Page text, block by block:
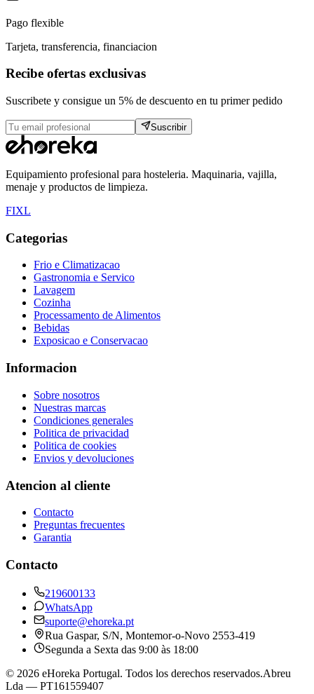
Pago flexible
Tarjeta, transferencia, financiacion
Recibe ofertas exclusivas
Suscribete y consigue un 5% de descuento en tu primer pedido
Suscribir
Equipamiento profesional para hosteleria. Maquinaria, vajilla,
menaje y productos de limpieza.
FIXL
Categorias
Frio e Climatizacao
Gastronomia e Servico
Lavagem
Cozinha
Processamento de Alimentos
Bebidas
Exposicao e Conservacao
Informacion
Sobre nosotros
Nuestras marcas
Condiciones generales
Politica de privacidad
Politica de cookies
Envios y devoluciones
Atencion al cliente
Contacto
Preguntas frecuentes
Garantia
Contacto
219600133
WhatsApp
suporte@ehoreka.pt
Rua Gaspar, S/N, Montemor-o-Novo 2553-419
Segunda a Sexta das 9:00 às 18:00
© 2026 eHoreka Portugal. Todos los derechos reservados.Abreu
Lda — PT161559407